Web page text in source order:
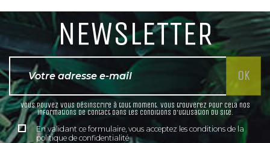
NEWSLETTER
Vous pouvez vous désinscrire à tout moment. Vous trouverez pour cela nos
informations de contact dans les conditions d'utilisation du site.
En validant ce formulaire, vous acceptez les conditions de la
politique de confidentialité